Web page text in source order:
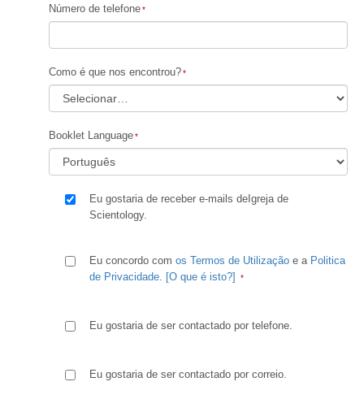
Número de telefone
Como é que nos encontrou?
Booklet Language
Eu gostaria de receber e-mails deIgreja de
Scientology.
Eu concordo com os Termos de Utilização e a Politica
de Privacidade. [O que é isto?]
Eu gostaria de ser contactado por telefone.
Eu gostaria de ser contactado por correio.